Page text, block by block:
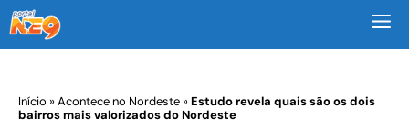
Início »Acontece no Nordeste»Estudo revela quais são os dois
bairros mais valorizados do Nordeste